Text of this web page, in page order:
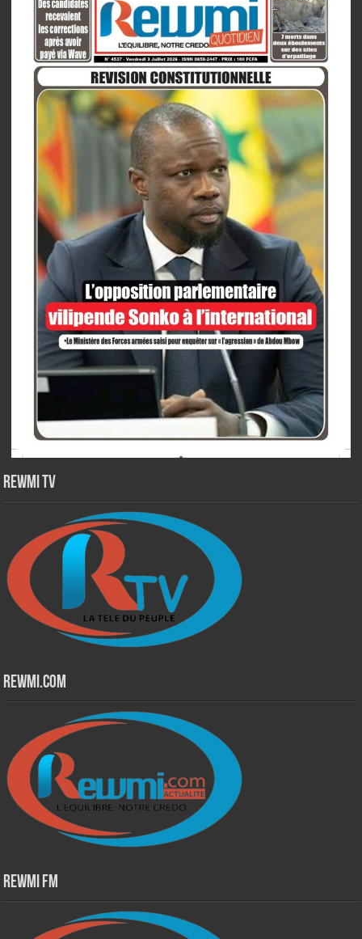
Rewmi TV
Rewmi.Com
Rewmi Fm